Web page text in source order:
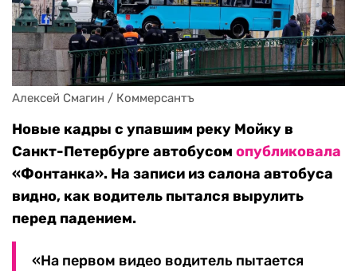
Алексей Смагин / Коммерсантъ
Новые кадры с упавшим реку Мойку в
Санкт-Петербурге автобусом опубликовала
«Фонтанка». На записи из салона автобуса
видно, как водитель пытался вырулить
перед падением.
«На первом видео водитель пытается